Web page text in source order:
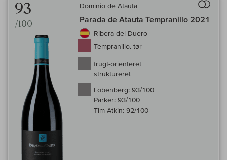
93
/100
Dominio de Atauta
Parada de Atauta Tempranillo 2021
Ribera del Duero
Tempranillo, tør
frugt-orienteret
struktureret
Lobenberg: 93/100
Parker: 93/100
Tim Atkin: 92/100